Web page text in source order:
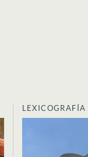
LEXICOGRAFÍA